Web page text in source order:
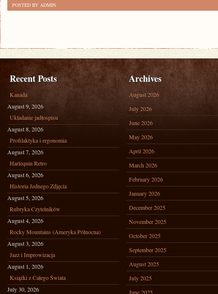
POSTED BY ADMIN
Recent Posts
Kanada
August 9, 2026
Układanie jadłospisu
August 8, 2026
Profilaktyka i ergonomia
August 7, 2026
Harlequin Retro
August 6, 2026
Historia Jednego Zdjęcia
August 5, 2026
Rubryka Czytelników
August 4, 2026
Rocky Mountains (Ameryka Północna)
August 3, 2026
Jazz i Improwizacja
August 1, 2026
Książki z Całego Świata
July 30, 2026
Archives
August 2026
July 2026
June 2026
May 2026
April 2026
March 2026
February 2026
January 2026
December 2025
November 2025
October 2025
September 2025
August 2025
July 2025
June 2025